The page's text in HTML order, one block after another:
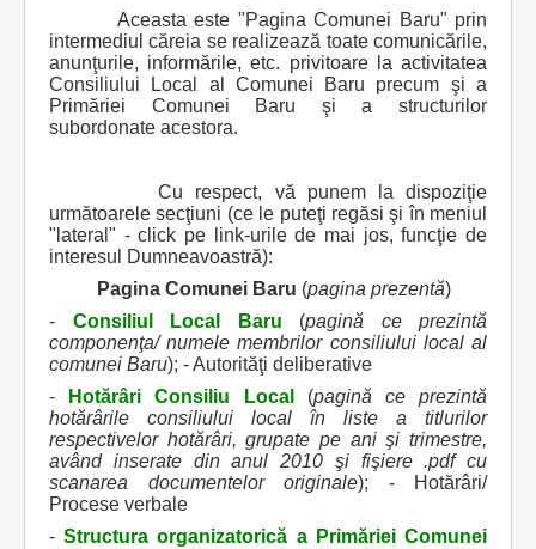
evaluați
Aceasta este "Pagina Comunei Baru" prin
intermediul căreia se realizează toate comunicările,
anunţurile, informările, etc. privitoare la activitatea
Consiliului Local al Comunei Baru precum şi a
Primăriei Comunei Baru şi a structurilor
subordonate acestora.
Cu respect, vă punem la dispoziţie
următoarele secţiuni (ce le puteţi regăsi şi în meniul
"lateral" - click pe link-urile de mai jos, funcţie de
interesul Dumneavoastră):
Pagina Comunei Baru (pagina prezentă)
- Consiliul Local Baru (pagină ce prezintă
componenţa/ numele membrilor consiliului local al
comunei Baru); - Autorităţi deliberative
-
Hotărâri Consiliu Local (pagină ce prezintă
hotărârile consiliului local în liste a titlurilor
respectivelor hotărâri, grupate pe ani şi trimestre,
având inserate din anul 2010 şi fişiere .pdf cu
scanarea documentelor originale); - Hotărâri/
Procese verbale
-Structura organizatorică a Primăriei Comunei